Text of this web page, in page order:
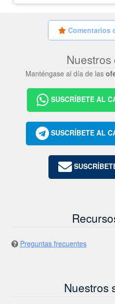
Comentarios
Manténgase al día de las
SUSCRÍBETE AL
SUSCRÍBETE AL
Preguntas frecuentes
Nuestros